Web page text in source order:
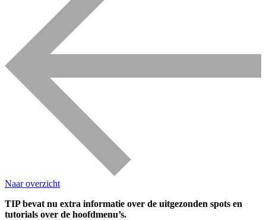
Naar overzicht
TIP bevat nu extra informatie over de uitgezonden spots en
tutorials over de hoofdmenu’s.